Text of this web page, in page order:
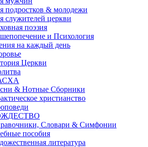
подростков & молодежи
служителей церкви
поэзия
и Психология
на каждый день
Церкви
& Нотные Сборники
христианство
Словари & Симфонии
пособия
литература